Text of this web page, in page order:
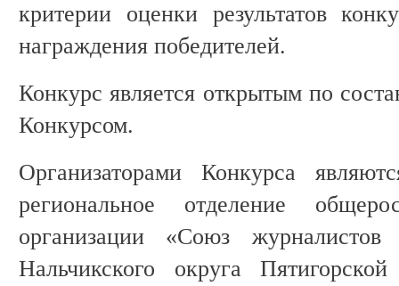
критерии оценки результатов
награждения победителей.
Конкурс является открытым по
Конкурсом.
Организаторами Конкурса
региональное отделение
организации «Союз
Нальчикского округа